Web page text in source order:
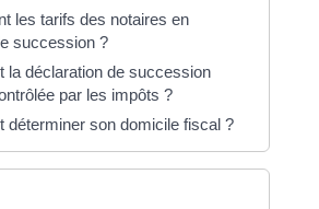
les tarifs des notaires en
succession ?
la déclaration de succession
par les impôts ?
déterminer son domicile fiscal ?